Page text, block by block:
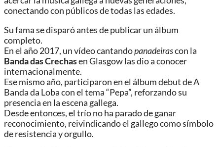
conectando con públicos de todas las edades.
Su fama se disparó antes de publicar un álbum
completo.
En el año 2017, un vídeo cantandopanadeirascon la
Banda das Crechasen Glasgow las dio a conocer
internacionalmente.
Ese mismo año, participaron en el álbum debut de A
Banda da Loba con el tema “Pepa”, reforzando su
presencia en la escena gallega.
Desde entonces, el trío no ha parado de ganar
reconocimiento, reivindicando el gallego como símbolo
de resistencia y orgullo.